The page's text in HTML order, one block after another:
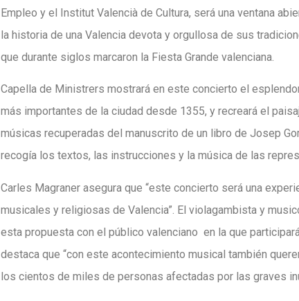
Empleo y el Institut Valencià de Cultura, será una ventana
la historia de una Valencia devota y orgullosa de sus
que durante siglos marcaron la Fiesta Grande valenciana.
Capella de Ministrers mostrará en este concierto el
más importantes de la ciudad desde 1355, y recreará el
músicas recuperadas del manuscrito de un libro de Josep
recogía los textos, las instrucciones y la música de las
Carles Magraner asegura que “este concierto será una
musicales y religiosas de Valencia”. El violagambista y
esta propuesta con el público valenciano en la que
destaca que “con este acontecimiento musical también
los cientos de miles de personas afectadas por las graves